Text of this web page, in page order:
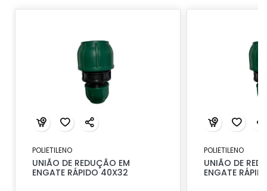
POLIETILENO
UNIÃO DE REDUÇÃO EM
ENGATE RÁPIDO 40X32
POLIETILENO
UNIÃO DE
ENGATE